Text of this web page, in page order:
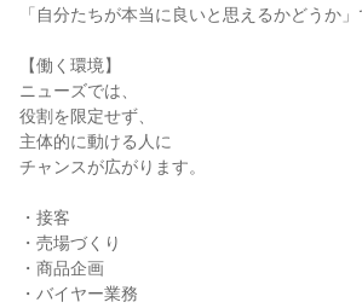
「自分たちが本当に良いと思えるかどうか」
【働く環境】
ニューズでは、
役割を限定せず、
主体的に動ける人に
チャンスが広がります。
・接客
・売場づくり
・商品企画
・バイヤー業務